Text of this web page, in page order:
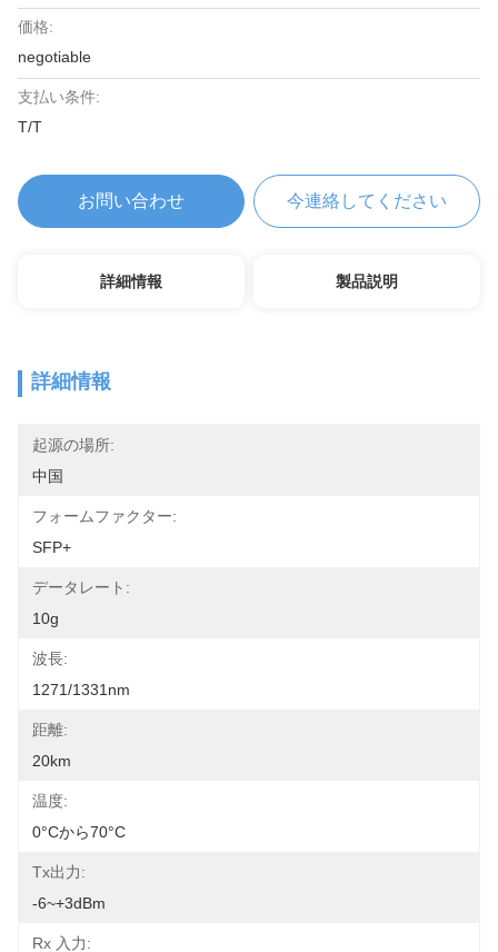
価格:
negotiable
支払い条件:
T/T
お問い合わせ 今連絡してください
詳細情報 製品説明
詳細情報
起源の場所:
中国
フォームファクター:
SFP+
データレート:
10g
波長:
1271/1331nm
距離:
20km
温度:
0°Cから70°C
Tx出力:
-6~+3dBm
Rx 入力: